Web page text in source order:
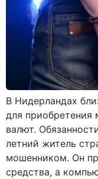
В Нидерландах
для
валют.
летний житель
мошенником. Он
средства, а